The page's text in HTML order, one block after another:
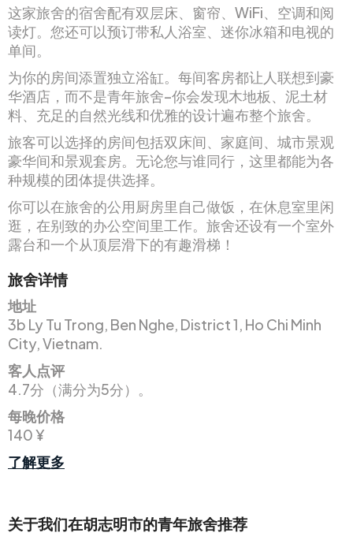
这家旅舍的宿舍配有双层床、窗帘、WiFi、空调和阅
读灯。您还可以预订带私人浴室、迷你冰箱和电视的
单间。
为你的房间添置独立浴缸。每间客房都让人联想到豪
华酒店，而不是青年旅舍–你会发现木地板、泥土材
料、充足的自然光线和优雅的设计遍布整个旅舍。
旅客可以选择的房间包括双床间、家庭间、城市景观
豪华间和景观套房。无论您与谁同行，这里都能为各
种规模的团体提供选择。
你可以在旅舍的公用厨房里自己做饭，在休息室里闲
逛，在别致的办公空间里工作。旅舍还设有一个室外
露台和一个从顶层滑下的有趣滑梯！
旅舍详情
地址
3b Ly Tu Trong, Ben Nghe, District 1, Ho Chi Minh
City, Vietnam.
客人点评
4.7分（满分为5分）。
每晚价格
140 ¥
了解更多
关于我们在胡志明市的青年旅舍推荐